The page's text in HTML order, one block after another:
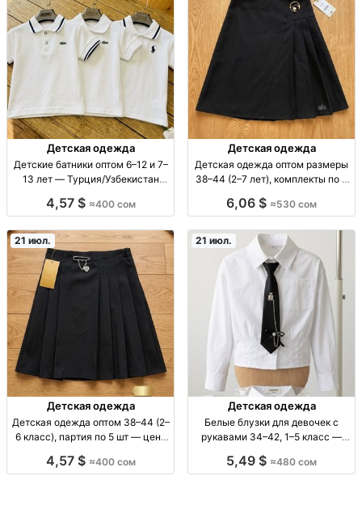
Детская одежда
Детские батники оптом 6–12 и 7–
13 лет — Турция/Узбекистан
возраст: 6–12 л (5 шт), 7–13 л (5
школьна
4,57 $ ≈400 сом
Детская одежда
Детская одежда оптом размеры
38–44 (2–7 лет), комплекты по 4
опт; размеры 38–44; возр 2–7
Узбекистан
6,06 $ ≈530 сом
21 июл.
Детская одежда
Детская одежда оптом 38–44 (2–
6 класс), партия по 5 шт — цена
38–44; возраст 2–6 кл; партия 5
4,57 $ ≈400 сом
21 июл.
Детская одежда
Белые блузки для девочек с
рукавами 34–42, 1–5 класс —
белая, с рукавами; разм. 34-42;
5,49 $ ≈480 сом